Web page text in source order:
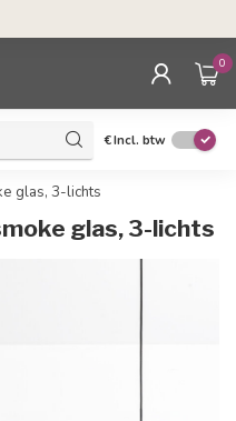
0
€Incl. btw
glas, 3-lichts
glas, 3-lichts